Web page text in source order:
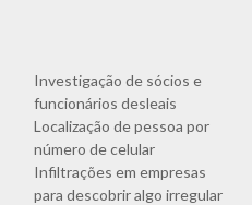
Investigação de sócios e
funcionários desleais
Localização de pessoa por
número de celular
Infiltrações em empresas
para descobrir algo irregular